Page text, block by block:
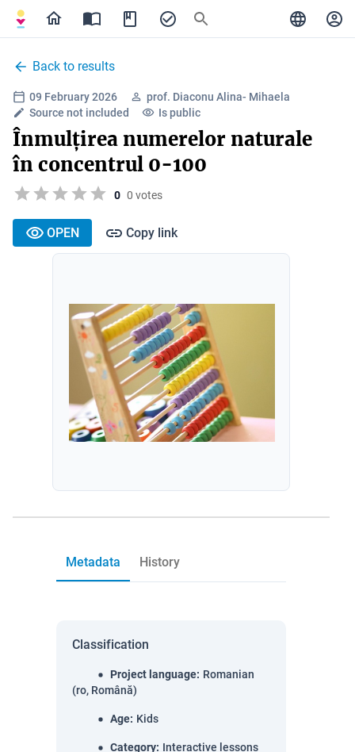
Back to results
09 February 2026
prof. Diaconu Alina- Mihaela
Source not included
Is public
Înmulțirea numerelor naturale
în concentrul 0-100
0 0 votes
OPEN Copy link
Metadata History
Classification
Project language: Romanian
(ro, Română)
Age: Kids
Category: Interactive lessons